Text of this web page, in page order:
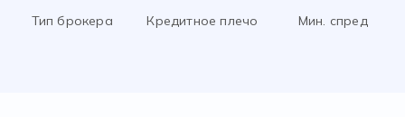
Тип брокера Кредитное плечо Мин. спред